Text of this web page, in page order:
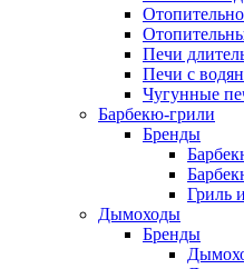
Печи
Печи с
Чугунные
Барбекю-грили
Бренды
Гриль
Дымоходы
Бренды